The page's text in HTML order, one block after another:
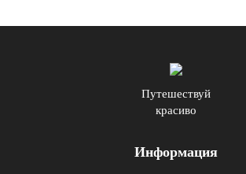
Путешествуй
красиво
Информация